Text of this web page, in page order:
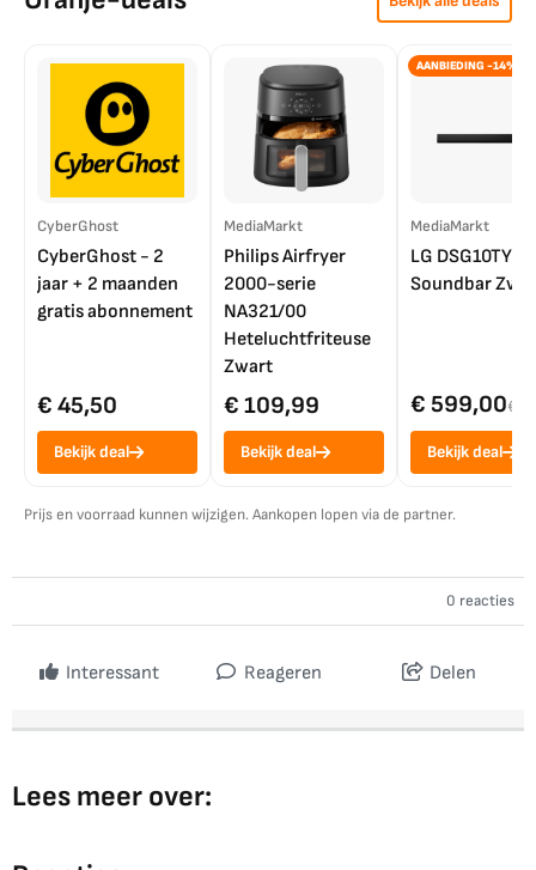
CyberGhost
CyberGhost - 2
jaar + 2 maanden
gratis abonnement
€ 45,50
Bekijk deal
MediaMarkt
Philips Airfryer
2000-serie
NA321/00
Heteluchtfriteuse
Zwart
€ 109,99
Bekijk deal
AANBIEDING -14%
MediaMarkt
LG DSG10TY
Soundbar
€ 599,00€
Bekijk deal
Prijs en voorraad kunnen wijzigen. Aankopen lopen via de partner.
0 reacties
Interessant Reageren Delen
Lees meer over: